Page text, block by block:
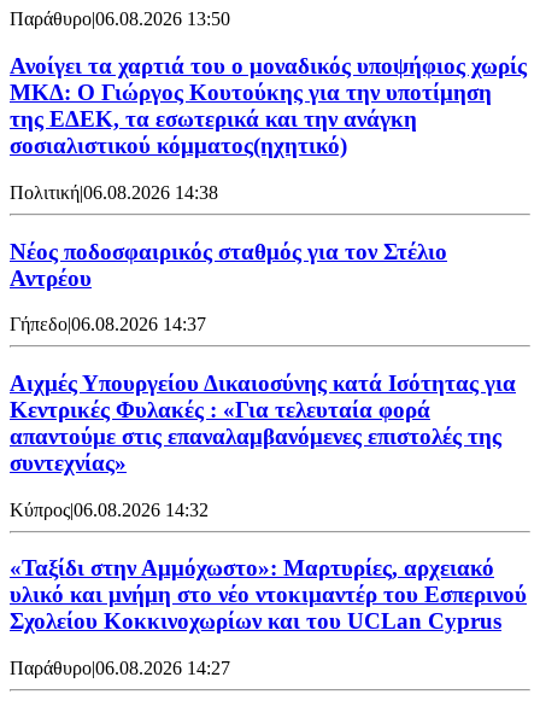
Παράθυρο|06.08.2026 13:50
Ανοίγει τα χαρτιά του ο μοναδικός υποψήφιος χωρίς
ΜΚΔ: Ο Γιώργος Κουτούκης για την υποτίμηση
της ΕΔΕΚ, τα εσωτερικά και την ανάγκη
σοσιαλιστικού κόμματος(ηχητικό)
Πολιτική|06.08.2026 14:38
Νέος ποδοσφαιρικός σταθμός για τον Στέλιο
Αντρέου
Γήπεδο|06.08.2026 14:37
Αιχμές Υπουργείου Δικαιοσύνης κατά Ισότητας για
Κεντρικές Φυλακές : «Για τελευταία φορά
απαντούμε στις επαναλαμβανόμενες επιστολές της
συντεχνίας»
Κύπρος|06.08.2026 14:32
«Ταξίδι στην Αμμόχωστο»: Μαρτυρίες, αρχειακό
υλικό και μνήμη στο νέο ντοκιμαντέρ του Εσπερινού
Σχολείου Κοκκινοχωρίων και του UCLan Cyprus
Παράθυρο|06.08.2026 14:27